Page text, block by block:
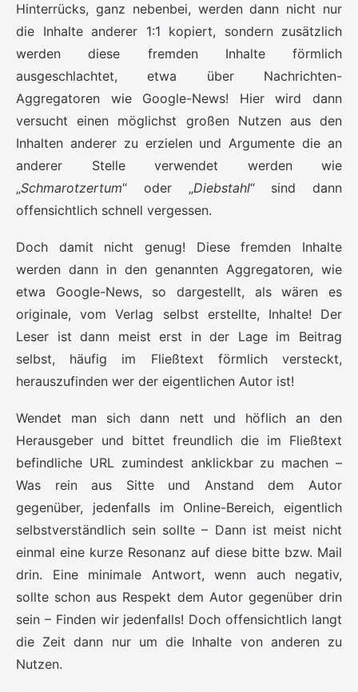
Hinterrücks, ganz nebenbei, werden dann nicht nur
die Inhalte anderer 1:1 kopiert, sondern zusätzlich
werden diese fremden Inhalte förmlich
ausgeschlachtet, etwa über Nachrichten-
Aggregatoren wie Google-News! Hier wird dann
versucht einen möglichst großen Nutzen aus den
Inhalten anderer zu erzielen und Argumente die an
anderer Stelle verwendet werden wie
„Schmarotzertum“ oder „Diebstahl“ sind dann
offensichtlich schnell vergessen.
Doch damit nicht genug! Diese fremden Inhalte
werden dann in den genannten Aggregatoren, wie
etwa Google-News, so dargestellt, als wären es
originale, vom Verlag selbst erstellte, Inhalte! Der
Leser ist dann meist erst in der Lage im Beitrag
selbst, häufig im Fließtext förmlich versteckt,
herauszufinden wer der eigentlichen Autor ist!
Wendet man sich dann nett und höflich an den
Herausgeber und bittet freundlich die im Fließtext
befindliche URL zumindest anklickbar zu machen –
Was rein aus Sitte und Anstand dem Autor
gegenüber, jedenfalls im Online-Bereich, eigentlich
selbstverständlich sein sollte – Dann ist meist nicht
einmal eine kurze Resonanz auf diese bitte bzw. Mail
drin. Eine minimale Antwort, wenn auch negativ,
sollte schon aus Respekt dem Autor gegenüber drin
sein – Finden wir jedenfalls! Doch offensichtlich langt
die Zeit dann nur um die Inhalte von anderen zu
Nutzen.